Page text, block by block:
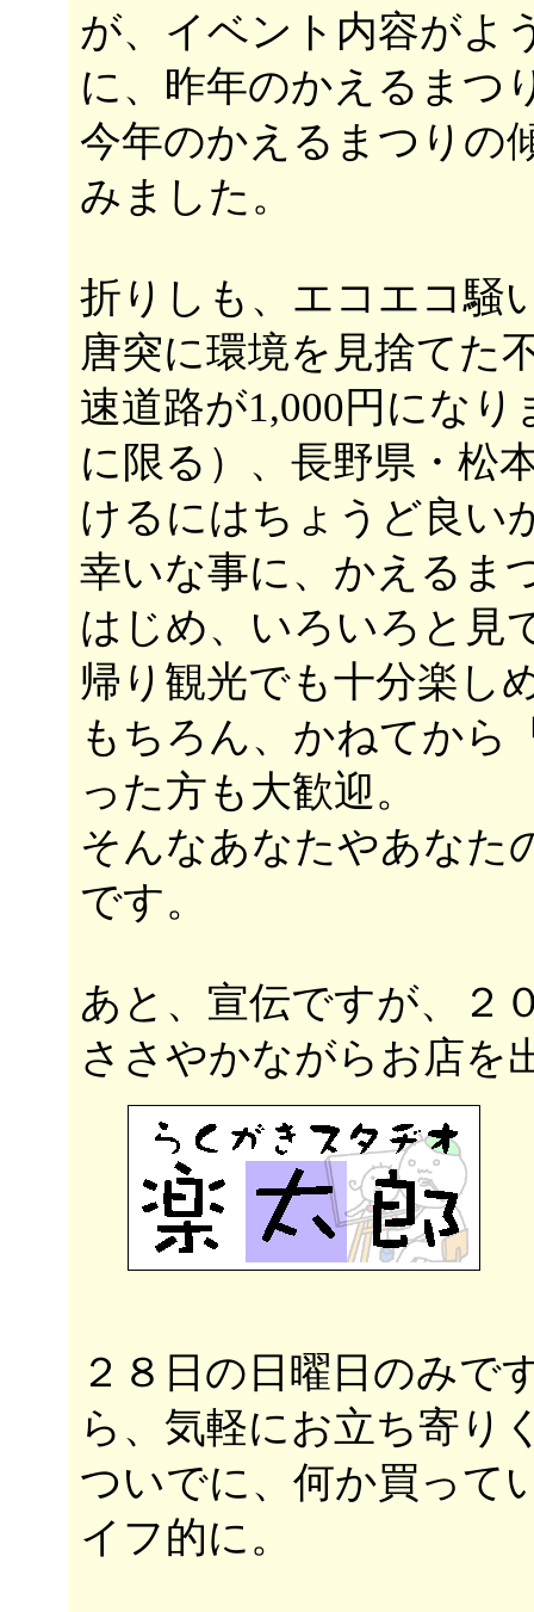
が、イベント内容がよ
に、昨年のかえるまつ
今年のかえるまつりの
みました。
折りしも、エコエコ騒
唐突に環境を見捨てた
速道路が1,000円にな
に限る）、長野県・松
けるにはちょうど良い
幸いな事に、かえるま
はじめ、いろいろと見
帰り観光でも十分楽し
もちろん、かねてから
った方も大歓迎。
そんなあなたやあなた
です。
あと、宣伝ですが、２
ささやかながらお店を
２８日の日曜日のみで
ら、気軽にお立ち寄り
ついでに、何か買って
イフ的に。